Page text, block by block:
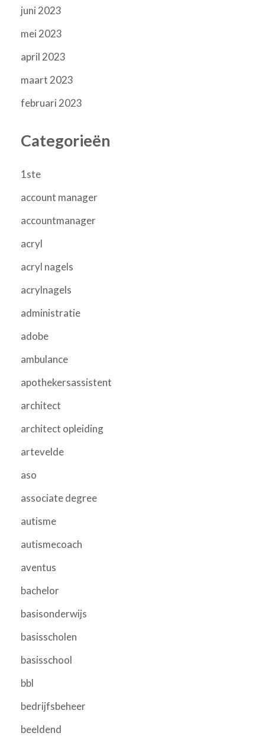
juni 2023
mei 2023
april 2023
maart 2023
februari 2023
Categorieën
1ste
account manager
accountmanager
acryl
acryl nagels
acrylnagels
administratie
adobe
ambulance
apothekersassistent
architect
architect opleiding
artevelde
aso
associate degree
autisme
autismecoach
aventus
bachelor
basisonderwijs
basisscholen
basisschool
bbl
bedrijfsbeheer
beeldend